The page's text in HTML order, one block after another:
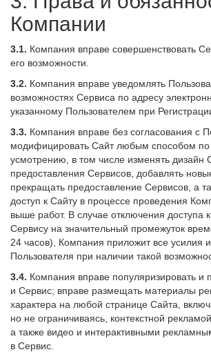
Компании
3.1. Компания вправе совершенствовать
его возможности.
3.2. Компания вправе уведомлять
возможностях Сервиса по адресу
указанному Пользователем при
3.3. Компания вправе без согласования с
модифицировать Сайт любым способом по
усмотрению, в том числе изменять дизайн
предоставления Сервисов, добавлять
прекращать предоставление Сервисов, а
доступ к Сайту в процессе проведения
выше работ. В случае отключения доступа
Сервису на значительный промежуток
24 часов), Компания приложит все усилия
Пользователя при наличии такой
3.4. Компания вправе популяризировать и
и Сервис; вправе размещать материалы
характера на любой странице Сайта,
но не ограничиваясь, контекстной
а также видео и интерактивными
в Сервис.